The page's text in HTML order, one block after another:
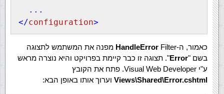
...
</configuration>
כאמור, ה- HandleError Filter מפנה את המשתמש לתצוגה
בשם "Error". תצוגה זו כבר קיימת בפרויקט והיא נוצרה מראש
ע"י Visual Web Developer. פתח את הקובץ
Views\Shared\Error.cshtml וערוך אותו באופן הבא: